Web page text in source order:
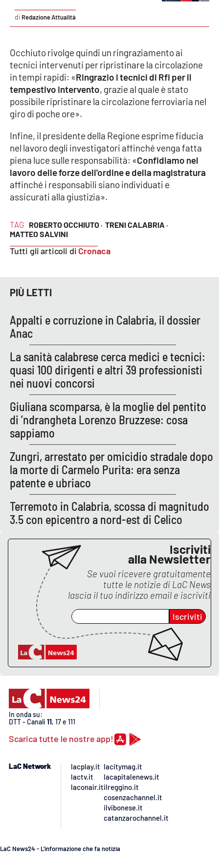
Leggendo Alvaro insieme
Le perfidie di Antonella Grippo
Venti di comunicazione
STREAMING
LaC TV
LaC Network
LaC OnAir
EDIZIONI
LOCALI
Catanzaro
Reggio Calabria
Cosenza
Lamezia Terme
PROGETTI
SPECIALI
Buona Sanità Calabria
LACALABRIAVISIONE
Destinazioni
Eventi
NETWORK
Lacplay.it
Lactv.it
Lacitymag.it
Lacapitalenews.it
Cosenzachannel.it
TAG ROBERTO OCCHIUTO · TRENI CALABRIA ·
MATTEO SALVINI
Tutti gli articoli di Cronaca
Redazione Attualità
Occhiuto rivolge quindi un ringraziamento ai
tecnici intervenuti per ripristinare la circolazione
in tempi rapidi: «Ringrazio i tecnici di Rfi per il
tempestivo intervento, grazie al quale è stato
possibile ripristinare la circolazione ferroviaria nel
giro di poche ore».
Infine, il presidente della Regione esprime fiducia
nel lavoro degli investigatori affinché venga fatta
piena luce sulle responsabilità: «Confidiamo nel
lavoro delle forze dell'ordine e della magistratura
affinché i responsabili siano individuati e
assicurati alla giustizia».
PIÙ LETTI
Appalti e corruzione in Calabria, il dossier
Anac
La sanità calabrese cerca medici e tecnici:
quasi 100 dirigenti e altri 39 professionisti
nei nuovi concorsi
Giuliana scomparsa, è la moglie del pentito
di ’ndrangheta Lorenzo Bruzzese: cosa
sappiamo
Zungri, arrestato per omicidio stradale dopo
la morte di Carmelo Purita: era senza
patente e ubriaco
Terremoto in Calabria, scossa di magnitudo
3.5 con epicentro a nord-est di Celico
Iscriviti
alla Newsletter
Se vuoi ricevere gratuitamente
tutte le notizie di LaC News
lascia il tuo indirizzo email e iscriviti
Iscriviti
In onda su:
DTT - Canali 11, 17 e 111
Scarica tutte le nostre app!
LaC Network
lacplay.it
lactv.it
laconair.it
lacitymag.it
lacapitalenews.it
ilreggino.it
cosenzachannel.it
ilvibonese.it
catanzarochannel.it
LaC News24 - L’informazione che fa notizia